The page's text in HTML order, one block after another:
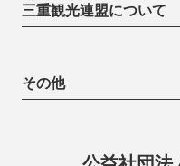
三重観光連盟について
その他